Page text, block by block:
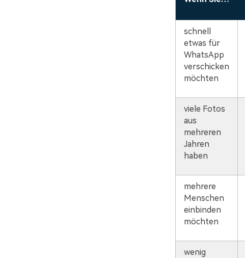
schnell
etwas für
WhatsApp
verschicken
möchten
viele Fotos
aus
mehreren
Jahren
haben
mehrere
Menschen
einbinden
möchten
wenig